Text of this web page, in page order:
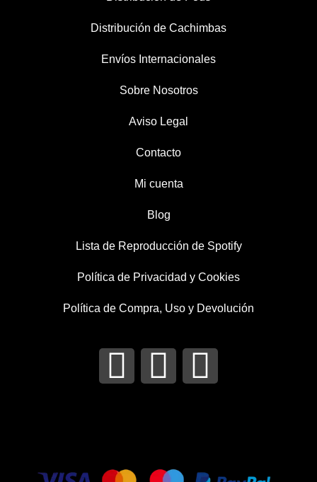
Distribución de Cachimbas
Envíos Internacionales
Sobre Nosotros
Aviso Legal
Contacto
Mi cuenta
Blog
Lista de Reproducción de Spotify
Política de Privacidad y Cookies
Política de Compra, Uso y Devolución
I
n
t
T
w
t
F
a
e